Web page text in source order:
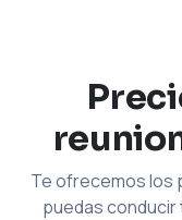
Te ofrecemos los
puedas